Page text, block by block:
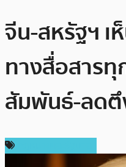
จีน-สหรัฐฯ
ทางสื่อสารทุ
สัมพันธ์-ลดตึ